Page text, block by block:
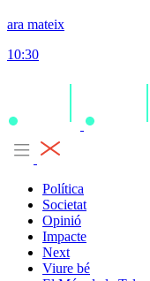
ara mateix
10:30
Política
Societat
Opinió
Impacte
Next
Viure bé